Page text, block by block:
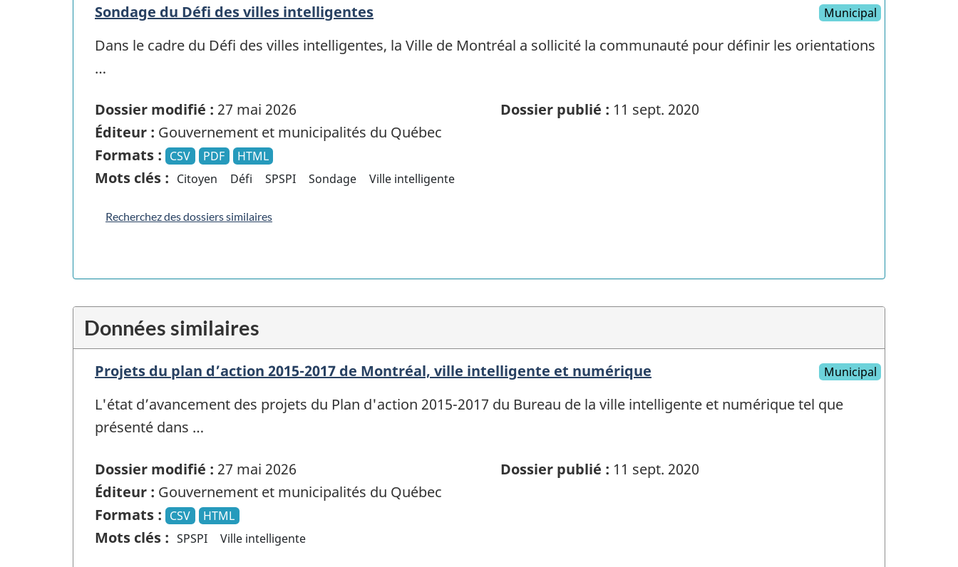
Sondage du Défi des villes intelligentes Municipal
Dans le cadre du Défi des villes intelligentes, la Ville de Montréal a sollicité la communauté pour définir les orientations
…
Dossier modifié : 27 mai 2026 Dossier publié : 11 sept. 2020
Éditeur : Gouvernement et municipalités du Québec
Formats : CSV PDF HTML
Mots clés : Citoyen Défi SPSPI Sondage Ville intelligente
Recherchez des dossiers similaires
Données similaires
Projets du plan d’action 2015-2017 de Montréal, ville intelligente et numérique Municipal
L'état d’avancement des projets du Plan d'action 2015-2017 du Bureau de la ville intelligente et numérique tel que
présenté dans …
Dossier modifié : 27 mai 2026 Dossier publié : 11 sept. 2020
Éditeur : Gouvernement et municipalités du Québec
Formats : CSV HTML
Mots clés : SPSPI Ville intelligente